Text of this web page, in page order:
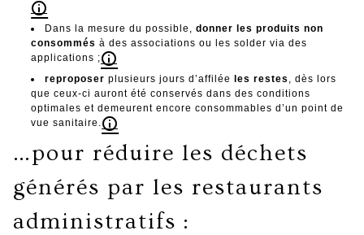
Dans la mesure du possible,donner les produits non
consommés à des associations ou les solder via des
applications ;
reproposerplusieurs jours d’affiléeles restes
, dès lors
que ceux-ci auront été conservés dans des conditions
optimales et demeurent encore consommables d’un point de
vue sanitaire.
…pour réduire les déchets
générés par les restaurants
administratifs :